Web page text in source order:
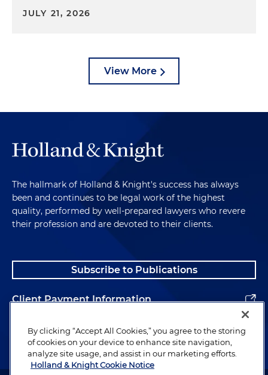
JULY 21, 2026
View More
The hallmark of Holland & Knight's success has always
been and continues to be legal work of the highest
quality, performed by well-prepared lawyers who revere
their profession and are devoted to their clients.
Subscribe to Publications
Client Payment Information
Alumni
By clicking “Accept All Cookies,” you agree to the storing
of cookies on your device to enhance site navigation,
analyze site usage, and assist in our marketing efforts.
Holland & Knight Cookie Notice